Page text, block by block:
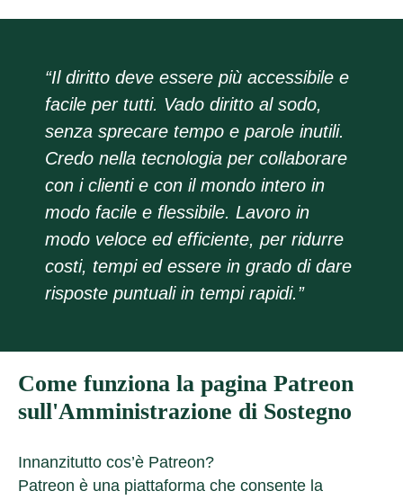
“Il diritto deve essere più accessibile e
facile per tutti. Vado diritto al sodo,
senza sprecare tempo e parole inutili.
Credo nella tecnologia per collaborare
con i clienti e con il mondo intero in
modo facile e flessibile. Lavoro in
modo veloce ed efficiente, per ridurre
costi, tempi ed essere in grado di dare
risposte puntuali in tempi rapidi.”
Come funziona la pagina Patreon
sull'Amministrazione di Sostegno
Innanzitutto cos’è Patreon?
Patreon è una piattaforma che consente la